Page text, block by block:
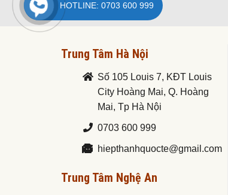
Trung Tâm Hà Nội
Số 105 Louis 7, KĐT Louis
City Hoàng Mai, Q. Hoàng
Mai, Tp Hà Nội
0703 600 999
hiepthanhquocte@gmail.com
Trung Tâm Nghệ An
HOTLINE: 0703 600 999